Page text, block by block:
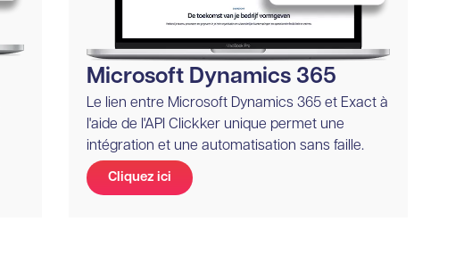
Microsoft Dynamics 365
Le lien entre Microsoft Dynamics 365 et Exact à
l'aide de l'API Clickker unique permet une
intégration et une automatisation sans faille.
Cliquez ici